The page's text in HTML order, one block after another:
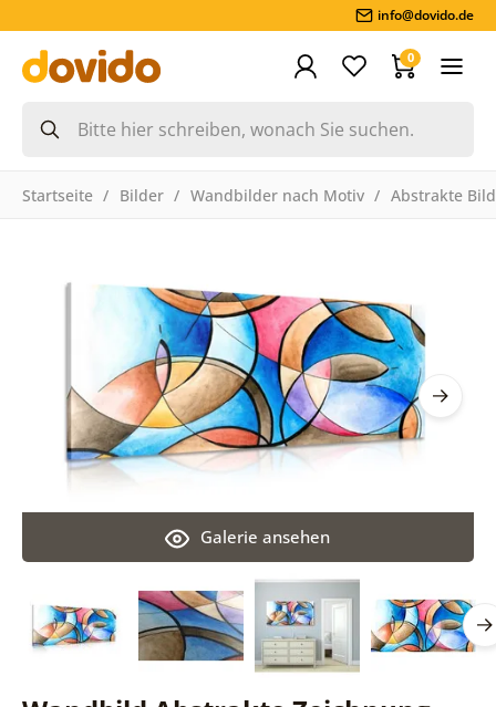
info@dovido.de
0
Startseite Bilder Wandbilder nach Motiv Abstrakte
Galerie ansehen